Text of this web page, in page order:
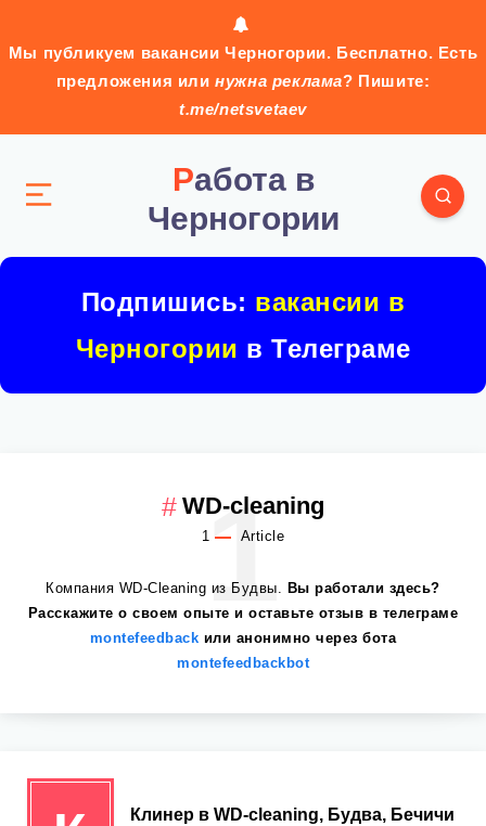
Мы публикуем вакансии Черногории. Бесплатно. Есть
предложения илинужна реклама? Пишите:
t.me/netsvetaev
Работа в
Черногории
Подпишись: вакансии в
Черногории в Телеграме
WD-cleaning
1 Article
1
Компания WD-Cleaning из Будвы. Вы работали здесь?
Расскажите о своем опыте и оставьте отзыв в телеграме
montefeedback или анонимно через бота
montefeedbackbot
Клинер в WD-cleaning, Будва, Бечичи